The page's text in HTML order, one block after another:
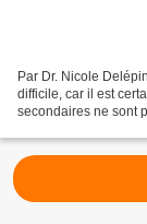
Par Dr. Nicole
difficile, car il est
secondaires ne sont